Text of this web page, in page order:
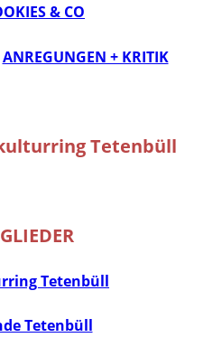
& CO
ANREGUNGEN + KRITIK
Tetenbüll
Tetenbüll
Tetenbüll